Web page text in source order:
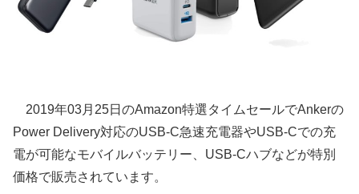
2019年03月25日のAmazon特選タイムセールでAnkerの
Power Delivery対応のUSB-C急速充電器やUSB-Cでの充
電が可能なモバイルバッテリー、USB-Cハブなどが特別
価格で販売されています。